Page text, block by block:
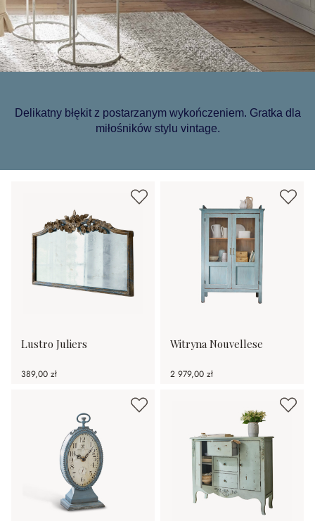
Delikatny błękit z postarzanym wykończeniem. Gratka dla
miłośników stylu vintage.
Lustro Juliers
389,00 zł
Witryna Nouvellese
2 979,00 zł